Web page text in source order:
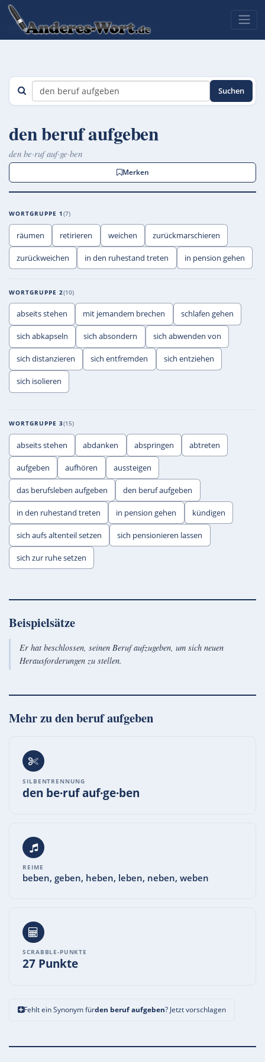
Suchen
den beruf aufgeben
den be·ruf auf·ge·ben
Merken
WORTGRUPPE 1 7
räumen retirieren weichen zurückmarschieren
zurückweichen in den ruhestand treten in pension gehen
WORTGRUPPE 2 10
abseits stehen mit jemandem brechen schlafen gehen
sich abkapseln sich absondern sich abwenden von
sich distanzieren sich entfremden sich entziehen
sich isolieren
WORTGRUPPE 3 15
abseits stehen abdanken abspringen abtreten
aufgeben aufhören aussteigen
das berufsleben aufgeben den beruf aufgeben
in den ruhestand treten in pension gehen kündigen
sich aufs altenteil setzen sich pensionieren lassen
sich zur ruhe setzen
Beispielsätze
Er hat beschlossen, seinen Beruf aufzugeben, um sich neuen
Herausforderungen zu stellen.
Mehr zuden beruf aufgeben
SILBENTRENNUNG
den be·ruf auf·ge·ben
REIME
beben, geben, heben, leben, neben, weben
SCRABBLE-PUNKTE
27 Punkte
Fehlt ein Synonym fürden beruf aufgeben? Jetzt vorschlagen